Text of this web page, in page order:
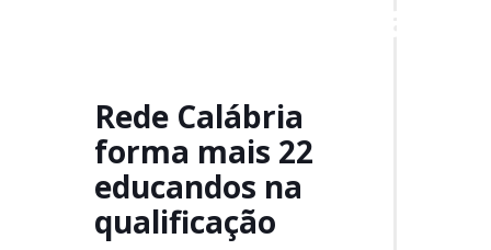
Rede Calábria
forma mais 22
educandos na
qualificação